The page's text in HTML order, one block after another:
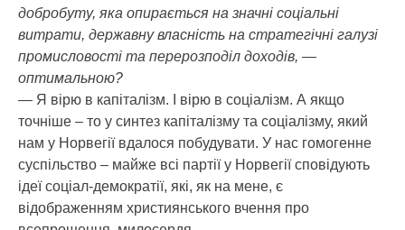
добробуту, яка опирається на значні соціальні
витрати, державну власність на стратегічні галузі
промисловості та перерозподіл доходів, —
оптимальною?
— Я вірю в капіталізм. І вірю в соціалізм. А якщо
точніше – то у синтез капіталізму та соціалізму, який
нам у Норвегії вдалося побудувати. У нас гомогенне
суспільство – майже всі партії у Норвегії сповідують
ідеї соціал-демократії, які, як на мене, є
відображенням християнського вчення про